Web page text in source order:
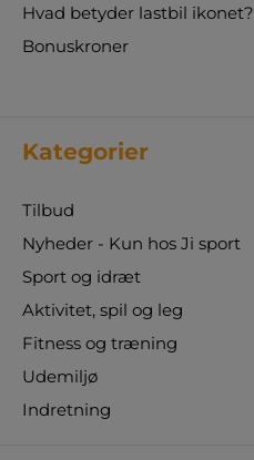
Hvad betyder lastbil ikonet?
Bonuskroner
Kategorier
Tilbud
Nyheder - Kun hos Ji sport
Sport og idræt
Aktivitet, spil og leg
Fitness og træning
Udemiljø
Indretning